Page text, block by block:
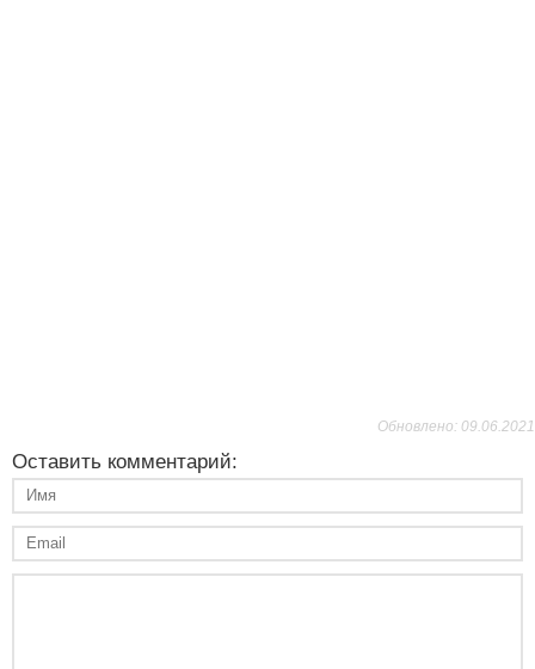
Обновлено: 09.06.2021
Оставить комментарий: